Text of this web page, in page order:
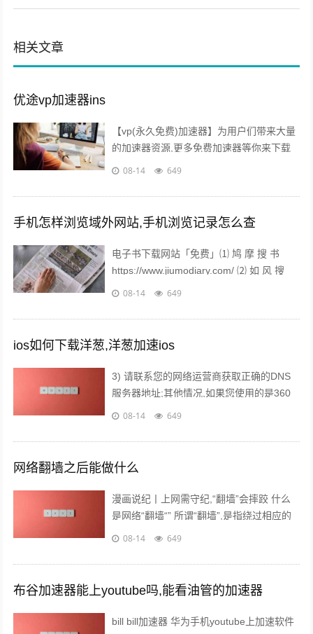
相关文章
优途vp加速器ins
【vp(永久免费)加速器】为用户们带来大量
的加速器资源,更多免费加速器等你来下载
使用,可以自由选择网络节点,都是免费的加
速,安全稳定,不丢包,更好的保护...
08-14 649
手机怎样浏览域外网站,手机浏览记录怎么查
电子书下载网站「免费」⑴ 鸠 摩 搜 书
https://www.jiumodiary.com/ ⑵ 如 风 搜
http://www...
08-14 649
ios如何下载洋葱,洋葱加速ios
3) 请联系您的网络运营商获取正确的DNS
服务器地址;其他情况,如果您使用的是360
浏览器, 打开菜单”工具” —> ”浏览器医生”
动浏览器。视频播放器加载...
08-14 649
网络翻墙之后能做什么
漫画说纪丨上网需守纪,“翻墙”会摔跤 什么
是网络“翻墙“” 所谓“翻墙”,是指绕过相应的
IP封锁、内容过滤、域名劫持、流量限制
“翻墙”技...
08-14 649
布谷加速器能上youtube吗,能看油管的加速器
bill bill加速器 华为手机youtube上加速软件